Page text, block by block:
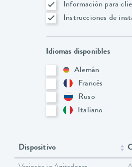
Información para
Instrucciones de
Idiomas disponibles
Alemán
Francés
Ruso
Italiano
Dispositivo